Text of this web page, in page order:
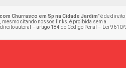
Churrasco em Sp na Cidade Jardim" é de direito
mesmo citando nossos links, é proibida sem a
autoral – artigo 184 do Código Penal –
Lei 9610/